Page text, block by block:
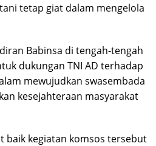
tetap giat dalam mengelola
Babinsa di tengah-tengah
dukungan TNI AD terhadap
mewujudkan swasembada
kesejahteraan masyarakat
baik kegiatan komsos tersebut